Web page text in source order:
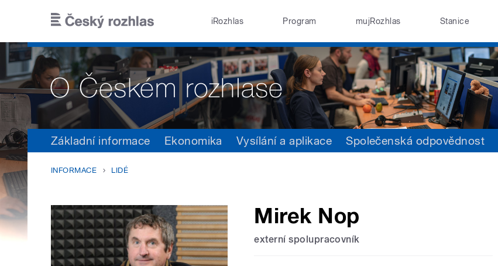
iRozhlas Program mujRozhlas Stanice
Základní informace Ekonomika Vysílání a aplikace Společenská odpovědnost
INFORMACE LIDÉ
Mirek Nop
externí spolupracovník